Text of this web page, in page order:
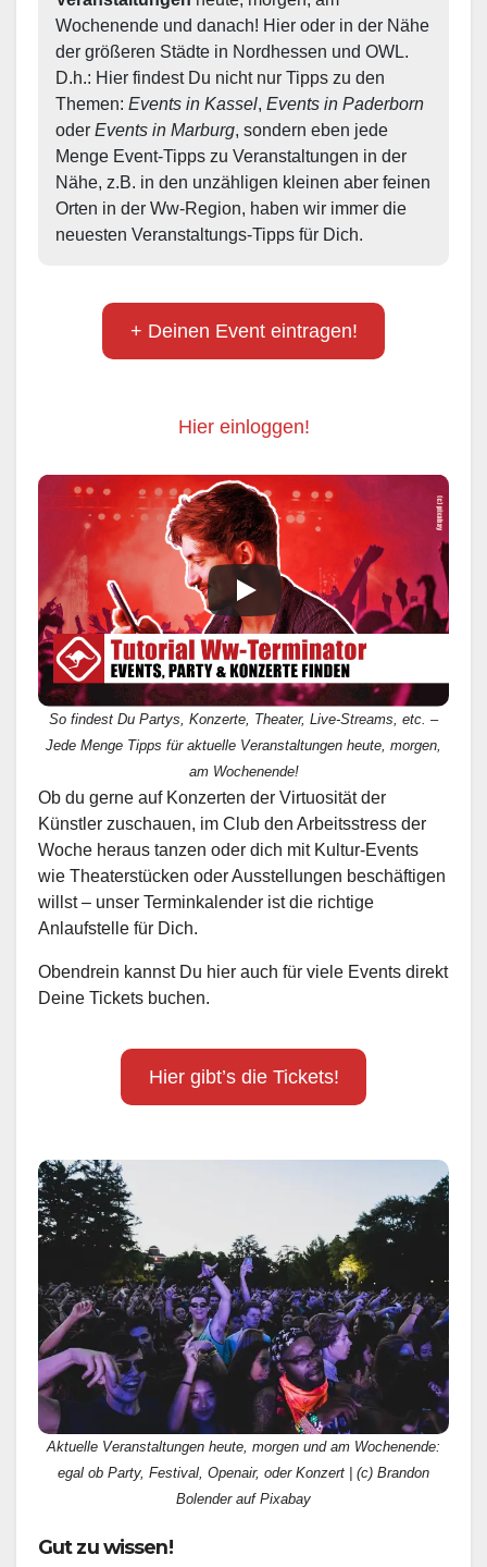
Wochenende und danach! Hier oder in der Nähe
der größeren Städte in Nordhessen und OWL.
D.h.: Hier findest Du nicht nur Tipps zu den
Themen: Events in Kassel, Events in Paderborn
oder Events in Marburg, sondern eben jede
Menge Event-Tipps zu Veranstaltungen in der
Nähe, z.B. in den unzähligen kleinen aber feinen
Orten in der Ww-Region, haben wir immer die
neuesten Veranstaltungs-Tipps für Dich.
+ Deinen Event eintragen!
Hier einloggen!
So findest Du Partys, Konzerte, Theater, Live-Streams, etc. –
Jede Menge Tipps für aktuelle Veranstaltungen heute, morgen,
am Wochenende!
Ob du gerne auf Konzerten der Virtuosität der
Künstler zuschauen, im Club den Arbeitsstress der
Woche heraus tanzen oder dich mit Kultur-Events
wie Theaterstücken oder Ausstellungen beschäftigen
willst – unser Terminkalender ist die richtige
Anlaufstelle für Dich.
Obendrein kannst Du hier auch für viele Events direkt
Deine Tickets buchen.
Hier gibt’s die Tickets!
Aktuelle Veranstaltungen heute, morgen und am Wochenende:
egal ob Party, Festival, Openair, oder Konzert | (c) Brandon
Bolender auf Pixabay
Gut zu wissen!